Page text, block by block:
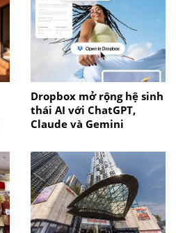
Dropbox mở rộng hệ sinh
thái AI với ChatGPT,
Claude và Gemini